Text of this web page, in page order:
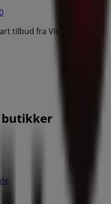
tilbud fra Vinspecialisten